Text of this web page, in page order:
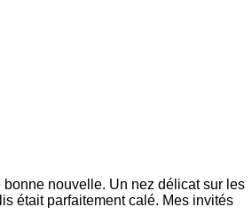
bonne nouvelle. Un nez délicat sur les
était parfaitement calé. Mes invités